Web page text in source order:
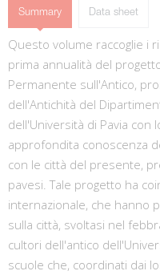
Summary Data sheet
Questo volume raccoglie i
prima annualità del
Permanente sull'Antico,
dell'Antichità del
dell'Università di Pavia con
approfondita conoscenza
con le città del presente,
pavesi. Tale progetto ha
internazionale, che hanno
sulla città, svoltasi nel
cultori dell'antico
scuole che, coordinati dai